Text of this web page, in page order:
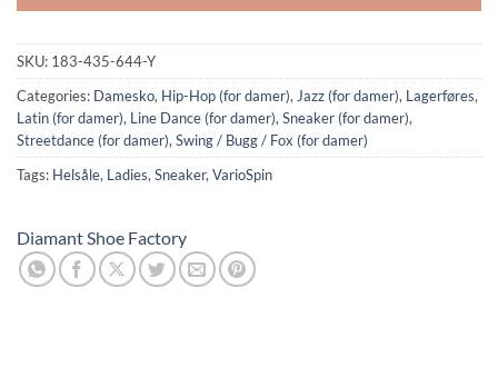
SKU: 183-435-644-Y
Categories: Damesko, Hip-Hop (for damer), Jazz (for damer), Lagerføres,
Latin (for damer), Line Dance (for damer), Sneaker (for damer),
Streetdance (for damer), Swing / Bugg / Fox (for damer)
Tags: Helsåle, Ladies, Sneaker, VarioSpin
Diamant Shoe Factory